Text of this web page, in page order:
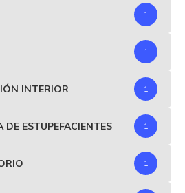
1
1
INTERIOR 1
DE ESTUPEFACIENTES 1
1